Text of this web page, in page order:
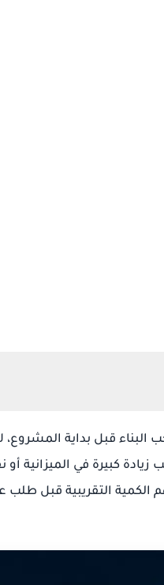
قبل بداية المشروع،
زيادة كبيرة في الميزانية
الكمية التقريبية قبل